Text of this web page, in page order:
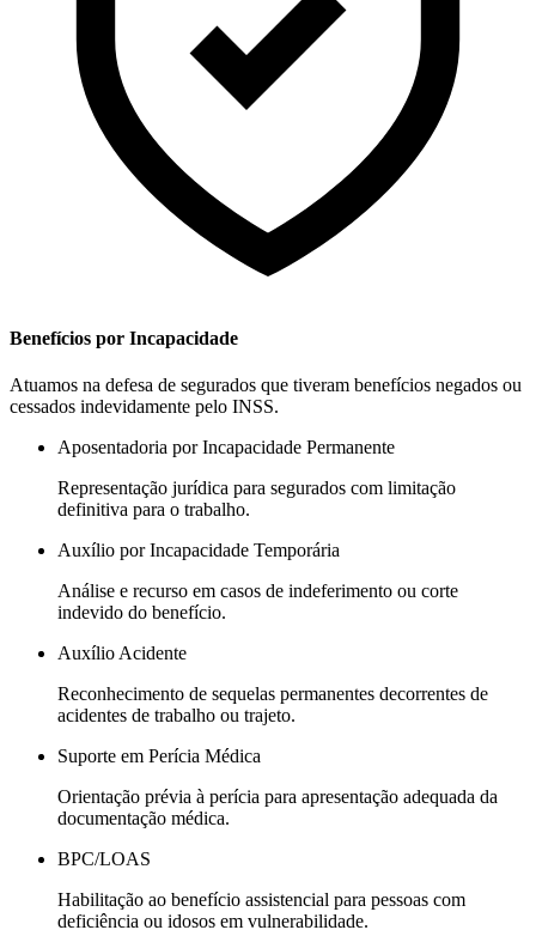
Benefícios por Incapacidade
Atuamos na defesa de segurados que tiveram benefícios negados ou
cessados indevidamente pelo INSS.
Aposentadoria por Incapacidade Permanente
Representação jurídica para segurados com limitação
definitiva para o trabalho.
Auxílio por Incapacidade Temporária
Análise e recurso em casos de indeferimento ou corte
indevido do benefício.
Auxílio Acidente
Reconhecimento de sequelas permanentes decorrentes de
acidentes de trabalho ou trajeto.
Suporte em Perícia Médica
Orientação prévia à perícia para apresentação adequada da
documentação médica.
BPC/LOAS
Habilitação ao benefício assistencial para pessoas com
deficiência ou idosos em vulnerabilidade.